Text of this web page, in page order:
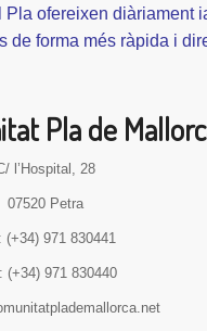
Pla ofereixen diàriament
de forma més ràpida i
Pla de
l’Hospital, 28
07520 Petra
(+34) 971 830441
(+34) 971 830440